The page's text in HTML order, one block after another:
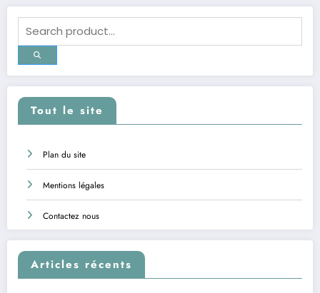
Tout le site
Plan du site
Mentions légales
Contactez nous
Articles récents